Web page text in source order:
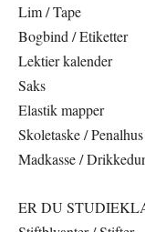
Lim / Tape
Bogbind / Etiketter
Lektier kalender
Saks
Elastik mapper
Skoletaske / Penalhus
Madkasse /
ER DU